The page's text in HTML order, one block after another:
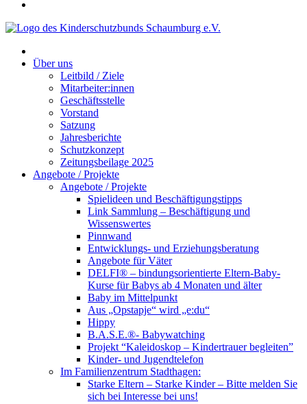
Über uns
Leitbild / Ziele
Mitarbeiter:innen
Geschäftsstelle
Vorstand
Satzung
Jahresberichte
Schutzkonzept
Zeitungsbeilage 2025
Angebote / Projekte
Angebote / Projekte
Spielideen und Beschäftigungstipps
Link Sammlung – Beschäftigung und
Wissenswertes
Pinnwand
Entwicklungs- und Erziehungsberatung
Angebote für Väter
DELFI® – bindungsorientierte Eltern-Baby-
Kurse für Babys ab 4 Monaten und älter
Baby im Mittelpunkt
Aus „Opstapje“ wird „e:du“
Hippy
B.A.S.E.®- Babywatching
Projekt “Kaleidoskop – Kindertrauer begleiten”
Kinder- und Jugendtelefon
Im Familienzentrum Stadthagen:
Starke Eltern – Starke Kinder – Bitte melden Sie
sich bei Interesse bei uns!